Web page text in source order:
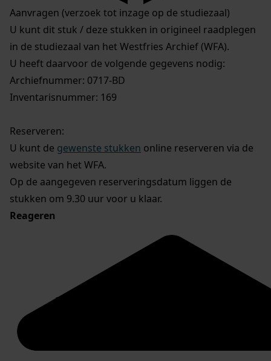
Aanvragen (verzoek tot inzage op de studiezaal)
U kunt dit stuk / deze stukken in origineel raadplegen
in de studiezaal van het Westfries Archief (WFA).
U heeft daarvoor de volgende gegevens nodig:
Archiefnummer: 0717-BD
Inventarisnummer: 169
Reserveren:
U kunt de gewenste stukken online reserveren via de
website van het WFA.
Op de aangegeven reserveringsdatum liggen de
stukken om 9.30 uur voor u klaar.
Reageren